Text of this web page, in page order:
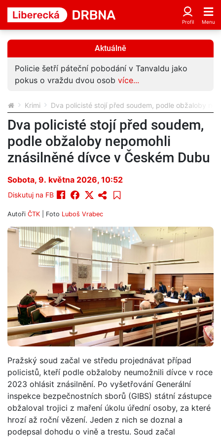
Aktuálně
Policie šetří páteční pobodání v Tanvaldu jako
pokus o vraždu dvou osob více...
Krimi Dva policisté stojí před soudem, podle obžaloby
Dva policisté stojí před soudem,
podle obžaloby nepomohli
znásilněné dívce v Českém Dubu
Sobota, 9. května 2026, 10:52
Diskutuj na FB
Autoři ČTK | Foto Luboš Vrabec
Pražský soud začal ve středu projednávat případ
policistů, kteří podle obžaloby neumožnili dívce v roce
2023 ohlásit znásilnění. Po vyšetřování Generální
inspekce bezpečnostních sborů (GIBS) státní zástupce
obžaloval trojici z maření úkolu úřední osoby, za které
hrozí až roční vězení. Jeden z nich se doznal a
podepsal dohodu o vině a trestu. Soud začal